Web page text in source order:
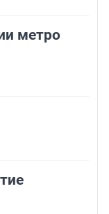
метро